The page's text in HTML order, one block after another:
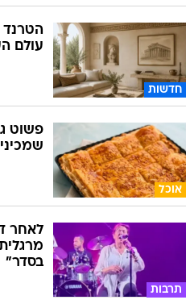
חדשות
עולם
אוכל
פשוט
תרבות
לאחר
בסדר"